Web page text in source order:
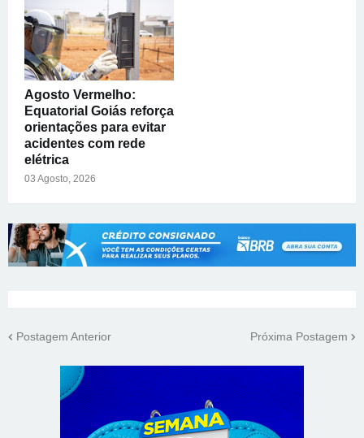
Agosto Vermelho:
Equatorial Goiás reforça
orientações para evitar
acidentes com rede
elétrica
03 Agosto, 2026
Postagem Anterior Próxima Postagem